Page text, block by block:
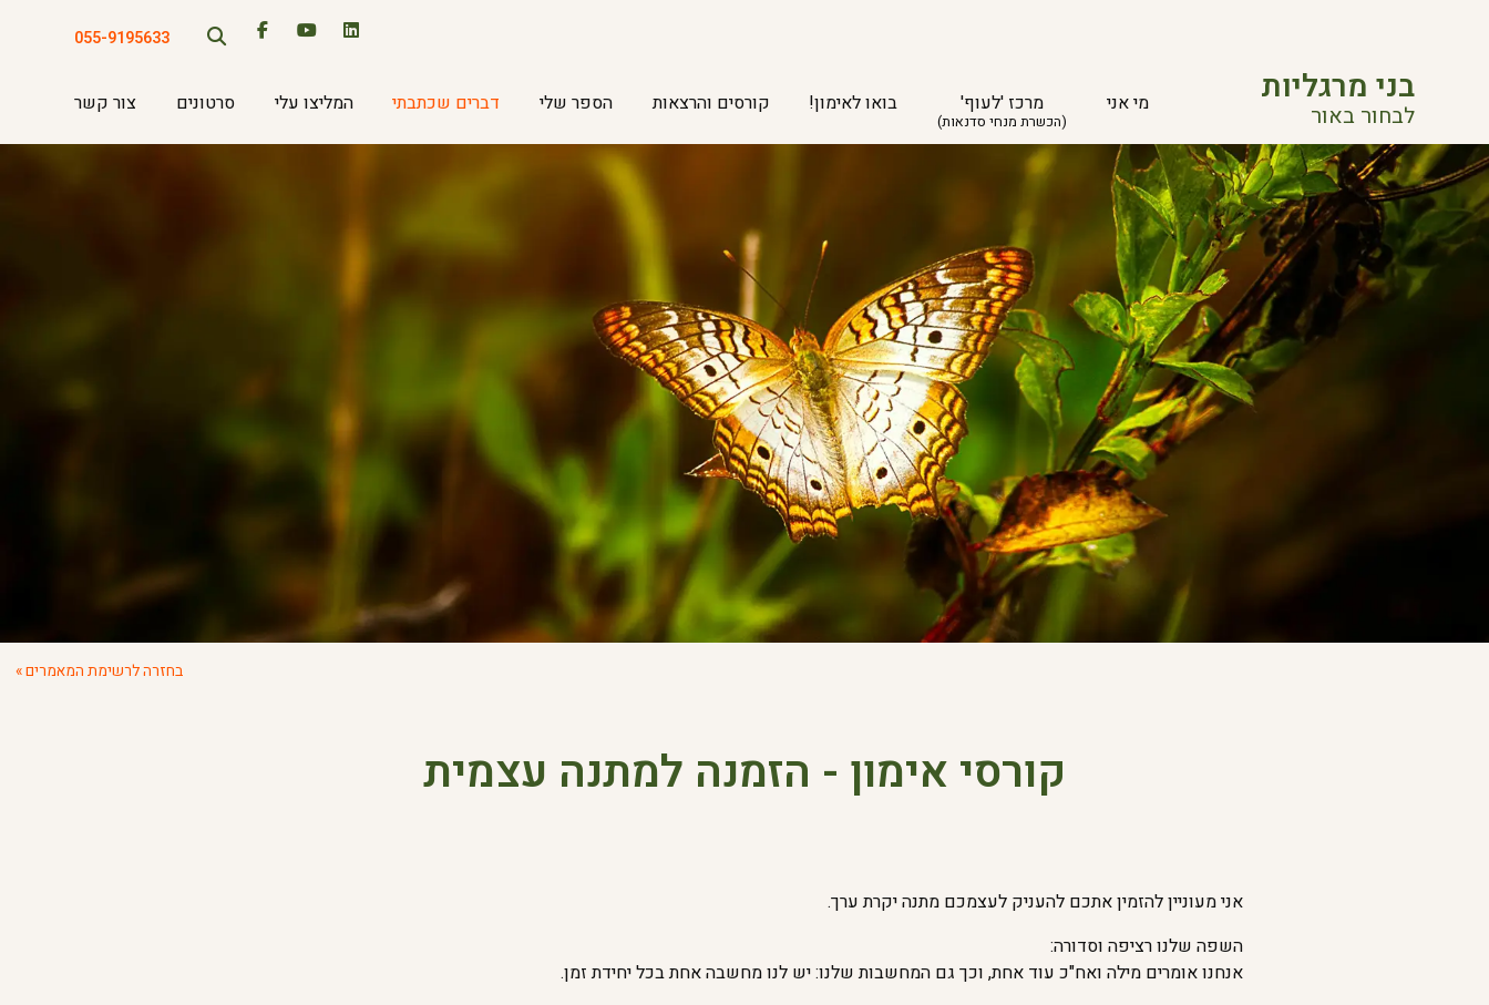
בני מרגליות
לבחור באור
055-9195633
מי אני מרכז 'לעוף'
(הכשרת מנחי סדנאות)
בואו לאימון! קורסים והרצאות הספר שלי דברים שכתבתי המליצו עלי סרטונים צור קשר
בחזרה לרשימת המאמרים »
קורסי אימון - הזמנה למתנה עצמית
אני מעוניין להזמין אתכם להעניק לעצמכם מתנה יקרת ערך.
השפה שלנו רציפה וסדורה:
אנחנו אומרים מילה ואח"כ עוד אחת, וכך גם המחשבות שלנו: יש לנו מחשבה אחת בכל יחידת זמן.